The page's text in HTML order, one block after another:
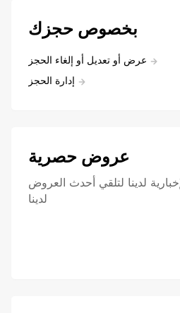
بخصوص حجزك
عرض أو تعديل أو إلغاء الحجز
إدارة الحجز
عروض حصرية
لدينا لتلقي أحدث العروض
لدينا